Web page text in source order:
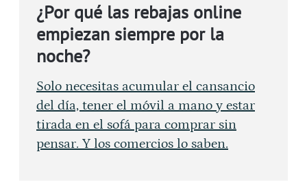
¿Por qué las rebajas online
empiezan siempre por la
noche?
Solo necesitas acumular el cansancio
del día, tener el móvil a mano y estar
tirada en el sofá para comprar sin
pensar. Y los comercios lo saben.